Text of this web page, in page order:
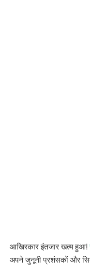
आखिरकार इंतजार खत्म हुआ!
अपने जुनूनी प्रशंसकों और